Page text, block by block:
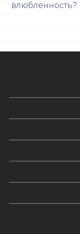
влюбленность?